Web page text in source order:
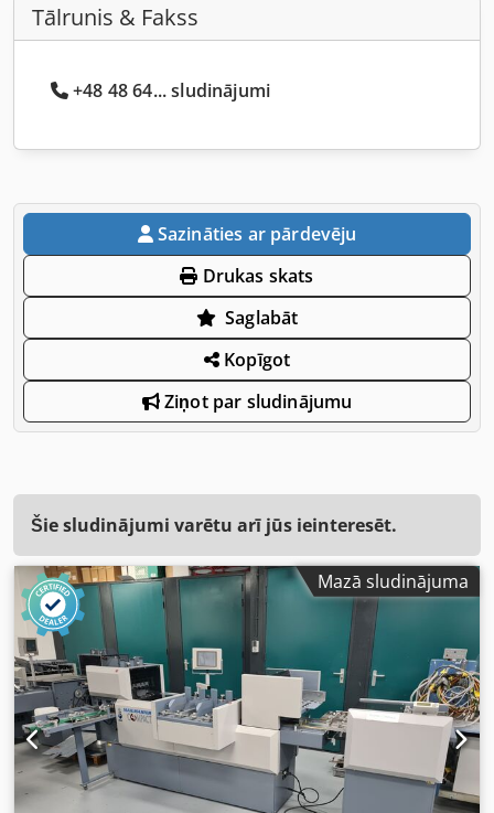
Tālrunis & Fakss
+48 48 64... sludinājumi
Sazināties ar pārdevēju
Drukas skats
Saglabāt
Kopīgot
Ziņot par sludinājumu
Šie sludinājumi varētu arī jūs ieinteresēt.
Mazā sludinājuma